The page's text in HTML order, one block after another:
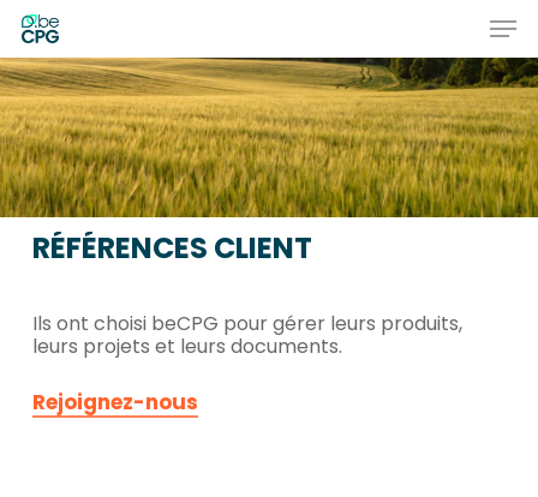
Skip
main
content
RÉFÉRENCES CLIENT
Ils ont choisi beCPG pour gérer leurs produits,
leurs projets et leurs documents.
Rejoignez-nous
Close
Menu